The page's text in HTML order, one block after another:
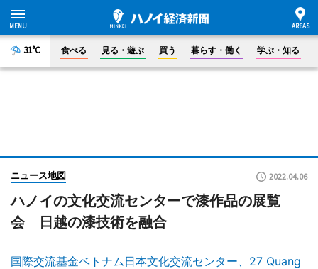
31°C 食べる 見る・遊ぶ 買う 暮らす・働く 学ぶ・知る
ニュース地図 2022.04.06
ハノイの文化交流センターで漆作品の展覧
会 日越の漆技術を融合
国際交流基金ベトナム日本文化交流センター、27 Quang